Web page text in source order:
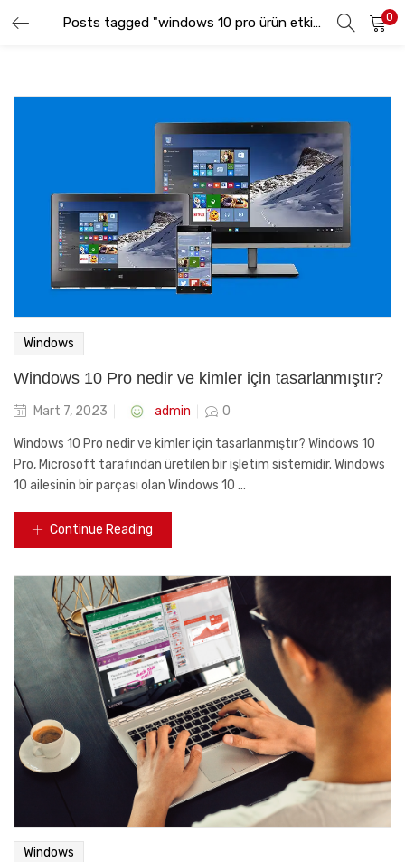
Posts tagged "windows 10 pro ürün etkinleştirme" 0
GIRIŞ YAP KAYIT OL
Beni hatırla
Şifremi Unuttum
Windows
Windows 10 Pro nedir ve kimler için tasarlanmıştır?
Posted
Mart 7, 2023 admin 0
Windows 10 Pro nedir ve kimler için tasarlanmıştır? Windows 10
Pro, Microsoft tarafından üretilen bir işletim sistemidir. Windows
10 ailesinin bir parçası olan Windows 10 ...
Continue Reading
Windows